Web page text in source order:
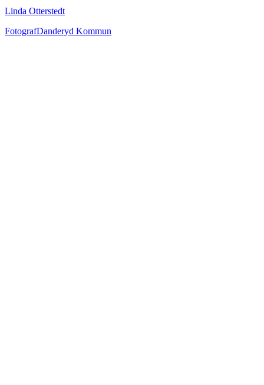
Linda Otterstedt
FotografDanderyd Kommun